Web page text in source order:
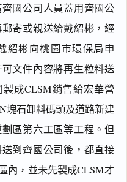
國公司人員蓋用齊國公
寄或親送給戴紹彬，經
紹彬向桃園市環保局申
文件內容將再生粒料送
成CLSM銷售給宏華營
塊石卸料碼頭及道路新建
區第六工區等工程。但
到齊國公司後，都直接
內，並未先製成CLSM才
搜尋本
主